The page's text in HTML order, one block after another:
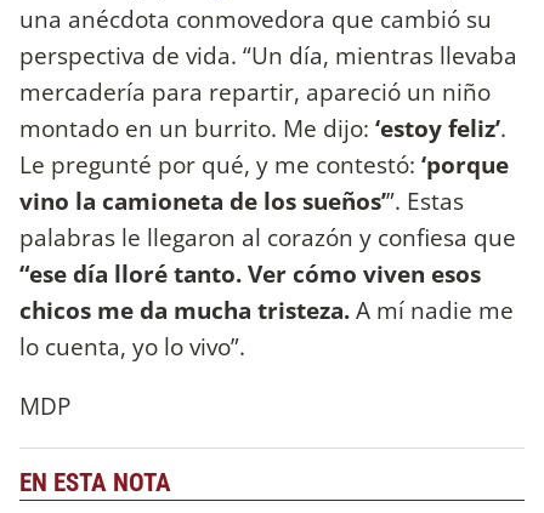
una anécdota conmovedora que cambió su
perspectiva de vida. “Un día, mientras llevaba
mercadería para repartir, apareció un niño
montado en un burrito. Me dijo: ‘estoy feliz’.
Le pregunté por qué, y me contestó: ‘porque
vino la camioneta de los sueños’”. Estas
palabras le llegaron al corazón y confiesa que
“ese día lloré tanto. Ver cómo viven esos
chicos me da mucha tristeza.A mí nadie me
lo cuenta, yo lo vivo”.
MDP
EN ESTA NOTA